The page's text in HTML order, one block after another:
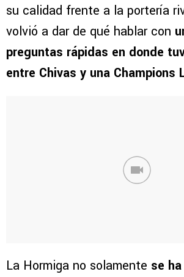
su calidad frente a la portería
volvió a dar de qué hablar con
preguntas rápidas en donde
entre Chivas y una Champions
La Hormiga no solamente se